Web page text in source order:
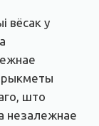
вёсак у
што
незалежнае